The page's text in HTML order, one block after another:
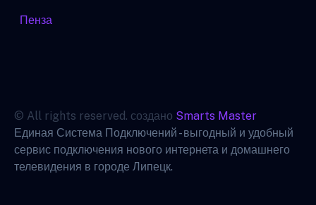
Пенза
© All rights reserved. создано Smarts Master
Единая Система Подключений - выгодный и удобный
сервис подключения нового интернета и домашнего
телевидения в городе Липецк.